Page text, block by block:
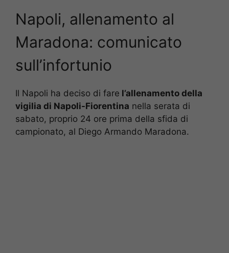
Napoli, allenamento al
Maradona: comunicato
sull’infortunio
Il Napoli ha deciso di fare l’allenamento della
vigilia di Napoli-Fiorentina nella serata di
sabato, proprio 24 ore prima della sfida di
campionato, al Diego Armando Maradona.